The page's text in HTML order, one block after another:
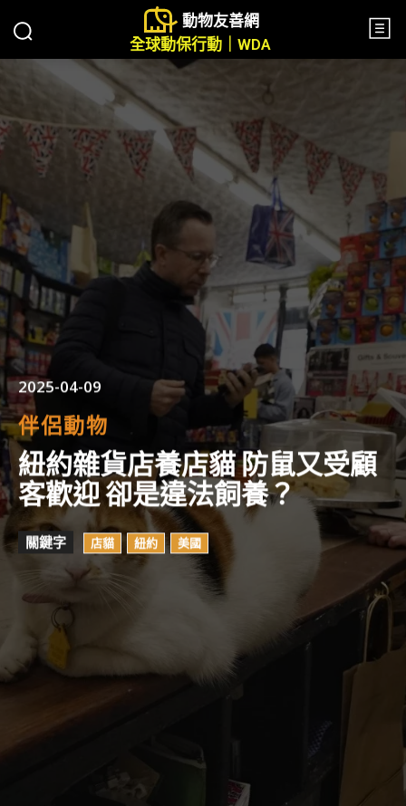
動物友善網
全球動保行動｜WDA
2025-04-09
伴侶動物
紐約雜貨店養店貓 防鼠又受顧
客歡迎 卻是違法飼養？
關鍵字 店貓 紐約 美國